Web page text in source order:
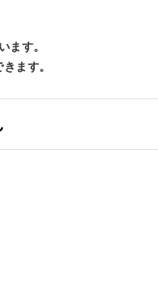
然さと、側面にいれる
ルを作るカラーミキシ
ます。
ます。